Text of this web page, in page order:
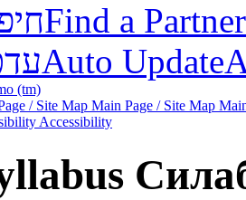
Find a Partner
Auto Update
/ Site Map Main Page / Site Map
Accessibility